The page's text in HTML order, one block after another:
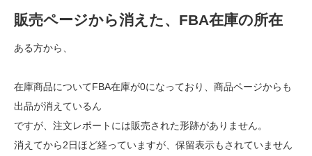
販売ページから消えた、FBA在庫の所在
ある方から、
在庫商品についてFBA在庫が0になっており、商品ページからも
出品が消えているん
ですが、注文レポートには販売された形跡がありません。
消えてから2日ほど経っていますが、保留表示もされていません